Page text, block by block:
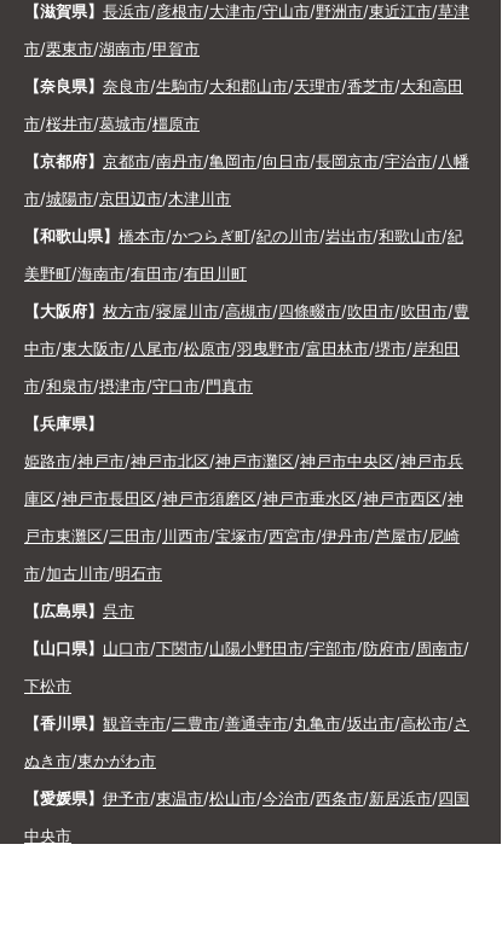
【滋賀県】 長浜市/彦根市/大津市/守山市/野洲市/東近江市/草津
市/栗東市/湖南市/甲賀市
【奈良県】 奈良市/生駒市/大和郡山市/天理市/香芝市/大和高田
市/桜井市/葛城市/橿原市
【京都府】 京都市/南丹市/亀岡市/向日市/長岡京市/宇治市/八幡
市/城陽市/京田辺市/木津川市
【和歌山県】 橋本市/かつらぎ町/紀の川市/岩出市/和歌山市/紀
美野町/海南市/有田市/有田川町
【大阪府】 枚方市/寝屋川市/高槻市/四條畷市/吹田市/吹田市/豊
中市/東大阪市/八尾市/松原市/羽曳野市/富田林市/堺市/岸和田
市/和泉市/摂津市/守口市/門真市
【兵庫県】
姫路市/神戸市/神戸市北区/神戸市灘区/神戸市中央区/神戸市兵
庫区/神戸市長田区/神戸市須磨区/神戸市垂水区/神戸市西区/神
戸市東灘区/三田市/川西市/宝塚市/西宮市/伊丹市/芦屋市/尼崎
市/加古川市/明石市
【広島県】 呉市
【山口県】 山口市/下関市/山陽小野田市/宇部市/防府市/周南市/
下松市
【香川県】 観音寺市/三豊市/善通寺市/丸亀市/坂出市/高松市/さ
ぬき市/東かがわ市
【愛媛県】 伊予市/東温市/松山市/今治市/西条市/新居浜市/四国
中央市